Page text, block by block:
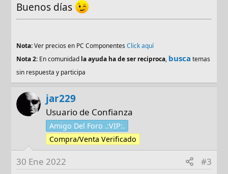
Buenos días
Nota:Ver precios en PC ComponentesClick aquí
Nota 2: En comunidad la ayuda ha de ser reciproca, busca temas
sin respuesta y participa
jar229
Usuario de Confianza
Amigo Del Foro .:VIP:.
Compra/Venta Verificado
30 Ene 2022 #3